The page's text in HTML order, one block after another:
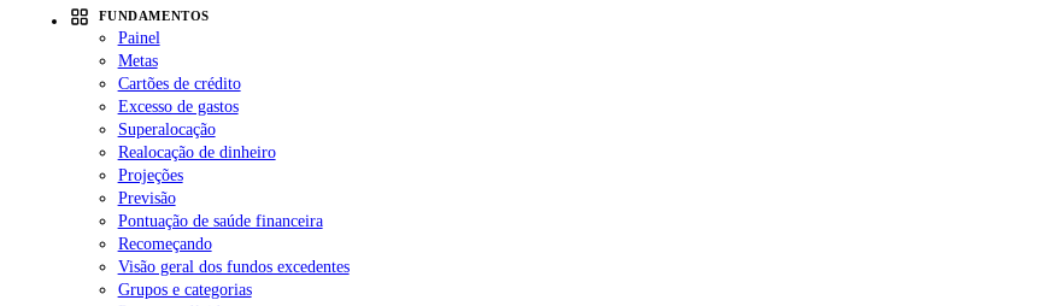
FUNDAMENTOS
Painel
Metas
Cartões de crédito
Excesso de gastos
Superalocação
Realocação de dinheiro
Projeções
Previsão
Pontuação de saúde financeira
Recomeçando
Visão geral dos fundos excedentes
Grupos e categorias